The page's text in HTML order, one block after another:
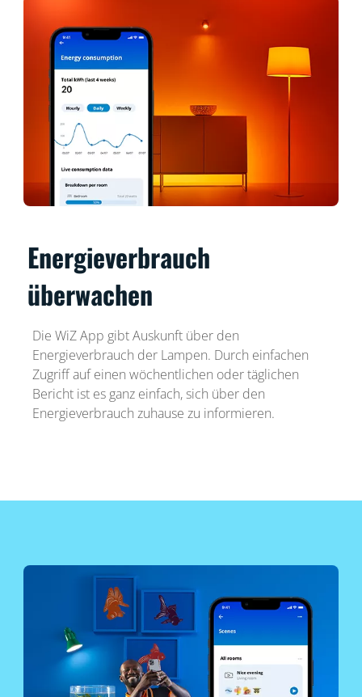
Energieverbrauch
überwachen
Die WiZ App gibt Auskunft über den
Energieverbrauch der Lampen. Durch einfachen
Zugriff auf einen wöchentlichen oder täglichen
Bericht ist es ganz einfach, sich über den
Energieverbrauch zuhause zu informieren.